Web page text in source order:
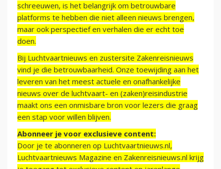
schreeuwen, is het belangrijk om betrouwbare
platforms te hebben die niet alleen nieuws brengen,
maar ook perspectief en verhalen die er echt toe
doen.
Bij Luchtvaartnieuws en zustersite Zakenreisnieuws
vind je die betrouwbaarheid. Onze toewijding aan het
leveren van het meest actuele en onafhankelijke
nieuws over de luchtvaart- en (zaken)reisindustrie
maakt ons een onmisbare bron voor lezers die graag
een stap voor willen blijven.
Abonneer je voor exclusieve content:
Door je te abonneren op Luchtvaartnieuws.nl,
Luchtvaartnieuws Magazine en Zakenreisnieuws.nl krijg